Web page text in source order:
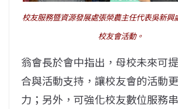
校友服務暨資源發展處張榮農主任代表吳新興
校友會活動。
翁會長於會中指出，母校未來可
合與活動支持，讓校友會的活動
力；另外，可強化校友數位服務